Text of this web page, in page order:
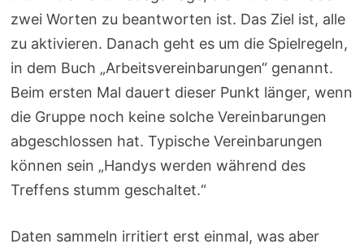
zwei Worten zu beantworten ist. Das Ziel ist, alle
zu aktivieren. Danach geht es um die Spielregeln,
in dem Buch „Arbeitsvereinbarungen“ genannt.
Beim ersten Mal dauert dieser Punkt länger, wenn
die Gruppe noch keine solche Vereinbarungen
abgeschlossen hat. Typische Vereinbarungen
können sein „Handys werden während des
Treffens stumm geschaltet.“
Daten sammeln irritiert erst einmal, was aber